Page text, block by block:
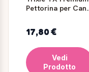
Pettorina per Cani
17,80 €
Vedi
Prodotto